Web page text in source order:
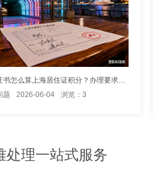
软考证书怎么算上海居住证积分？办理要求有哪些
题
2026-06-04 浏览：3
处理一站式服务